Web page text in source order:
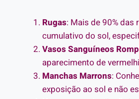
Rugas: Mais de 90% das
cumulativo do sol,
Vasos Sanguíneos
aparecimento de
Manchas Marrons:
exposição ao sol e não